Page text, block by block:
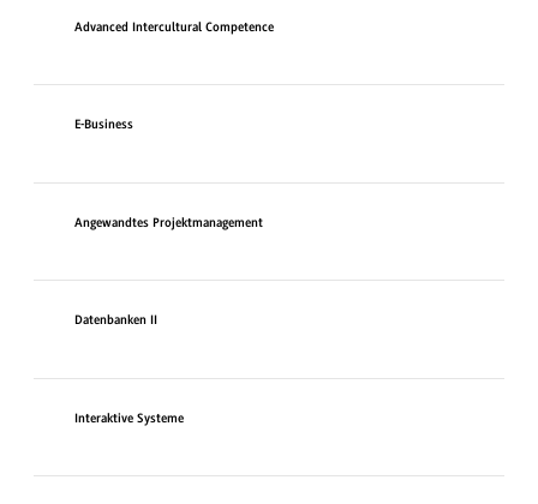
Advanced Intercultural Competence
E-Business
Angewandtes Projektmanagement
Datenbanken II
Interaktive Systeme